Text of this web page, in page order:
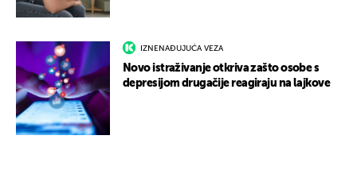
IZNENAĐUJUĆA VEZA
Novo istraživanje otkriva zašto osobe s
depresijom drugačije reagiraju na lajkove